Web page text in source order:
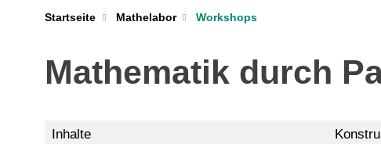
Startseite Mathelabor Workshops
Mathematik durch
Inhalte